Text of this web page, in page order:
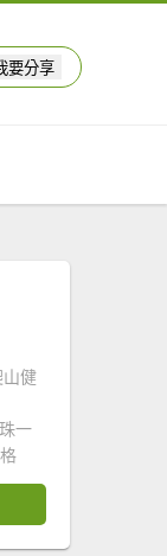
要分享
健
一